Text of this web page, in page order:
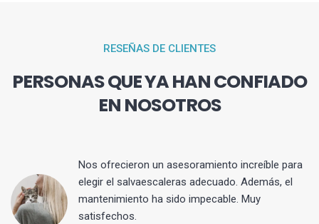
RESEÑAS DE CLIENTES
PERSONAS QUE YA HAN CONFIADO
EN NOSOTROS
Nos ofrecieron un asesoramiento increíble para
elegir el salvaescaleras adecuado. Además, el
mantenimiento ha sido impecable. Muy
satisfechos.